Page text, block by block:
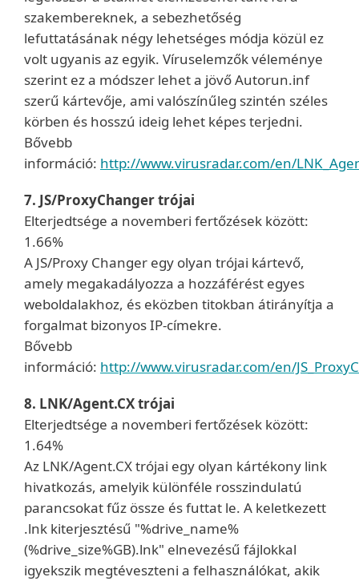
szakembereknek, a sebezhetőség
lefuttatásának négy lehetséges módja közül ez
volt ugyanis az egyik. Víruselemzők véleménye
szerint ez a módszer lehet a jövő Autorun.inf
szerű kártevője, ami valószínűleg szintén széles
körben és hosszú ideig lehet képes terjedni.
Bővebb
információ: http://www.virusradar.com/en/
7. JS/ProxyChanger trójai
Elterjedtsége a novemberi fertőzések között:
1.66%
A JS/Proxy Changer egy olyan trójai kártevő,
amely megakadályozza a hozzáférést egyes
weboldalakhoz, és eközben titokban átirányítja a
forgalmat bizonyos IP-címekre.
Bővebb
információ: http://www.virusradar.com/en/
8. LNK/Agent.CX trójai
Elterjedtsége a novemberi fertőzések között:
1.64%
Az LNK/Agent.CX trójai egy olyan kártékony link
hivatkozás, amelyik különféle rosszindulatú
parancsokat fűz össze és futtat le. A keletkezett
.lnk kiterjesztésű "%drive_name%
(%drive_size%GB).lnk" elnevezésű fájlokkal
igyekszik megtéveszteni a felhasználókat, akik